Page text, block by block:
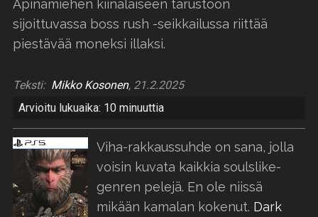
Apinamiehen kiinalaiseen tarustoon
sijoittuvassa boss rush -seikkailussa riittää
piestävää moneksi illaksi.
Teksti: Mikko Kosonen, 21.2.2025
Arvioitu lukuaika: 10 minuuttia
Viha-rakkaussuhde on sana, jolla
voisin kuvata kaikkia soulslike-
genren pelejä. En ole niissä
mikään kamalan kokenut. Dark